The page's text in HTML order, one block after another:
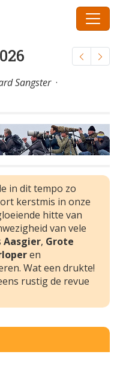
Sangster·
in dit tempo zo
kerstmis in onze
hitte van
van vele
Aasgier, Grote
en
Wat een drukte!
rustig de revue